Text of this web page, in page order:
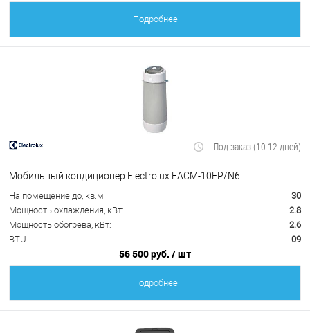
Подробнее
Под заказ (10-12 дней)
Мобильный кондиционер Electrolux EACM-10FP/N6
На помещение до, кв.м
30
Мощность охлаждения, кВт:
2.8
Мощность обогрева, кВт:
2.6
BTU
09
56 500 руб. / шт
Подробнее